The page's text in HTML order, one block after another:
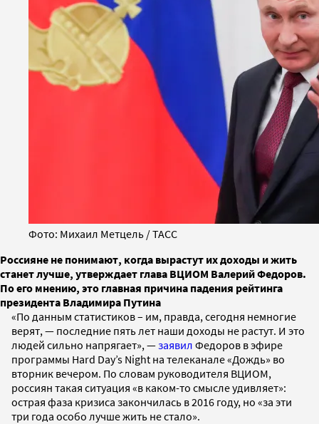
Фото: Михаил Метцель / ТАСС
Россияне не понимают, когда вырастут их доходы и жить
станет лучше, утверждает глава ВЦИОМ Валерий Федоров.
По его мнению, это главная причина падения рейтинга
президента Владимира Путина
«По данным статистиков – им, правда, сегодня немногие
верят, — последние пять лет наши доходы не растут. И это
людей сильно напрягает», —заявил Федоров в эфире
программы Hard Day’s Night на телеканале «Дождь» во
вторник вечером. По словам руководителя ВЦИОМ,
россиян такая ситуация «в каком-то смысле удивляет»:
острая фаза кризиса закончилась в 2016 году, но «за эти
три года особо лучше жить не стало».